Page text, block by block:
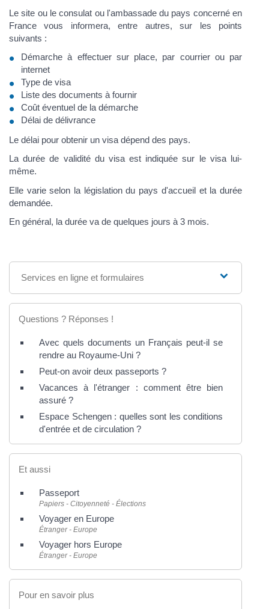
Le site ou le consulat ou l'ambassade du pays concerné en
France vous informera, entre autres, sur les points
suivants :
Démarche à effectuer sur place, par courrier ou par
internet
Type de visa
Liste des documents à fournir
Coût éventuel de la démarche
Délai de délivrance
Le délai pour obtenir un visa dépend des pays.
La durée de validité du visa est indiquée sur le visa lui-
même.
Elle varie selon la législation du pays d'accueil et la durée
demandée.
En général, la durée va de quelques jours à 3 mois.
Services en ligne et formulaires
Questions ? Réponses !
Avec quels documents un Français peut-il se
rendre au Royaume-Uni ?
Peut-on avoir deux passeports ?
Vacances à l'étranger : comment être bien
assuré ?
Espace Schengen : quelles sont les conditions
d'entrée et de circulation ?
Et aussi
Passeport
Papiers - Citoyenneté - Élections
Voyager en Europe
Étranger - Europe
Voyager hors Europe
Étranger - Europe
Pour en savoir plus